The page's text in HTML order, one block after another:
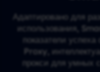
Адаптировано для
использования,
показатели
Proxy,
прокси для умных